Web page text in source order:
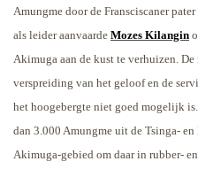
Amungme door de Fransciscaner
als leider aanvaarde Mozes Kilangin
Akimuga aan de kust te verhuizen.
verspreiding van het geloof en de
het hoogebergte niet goed mogelijk
dan 3.000 Amungme uit de Tsinga-
Akimuga-gebied om daar in rubber-